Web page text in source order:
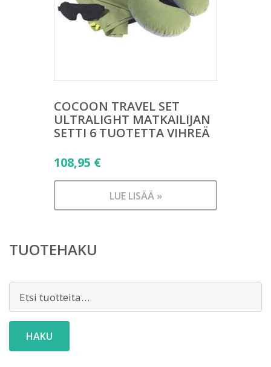
COCOON TRAVEL SET
ULTRALIGHT MATKAILIJAN
SETTI 6 TUOTETTA VIHREÄ
108,95 €
LUE LISÄÄ »
TUOTEHAKU
HAKU